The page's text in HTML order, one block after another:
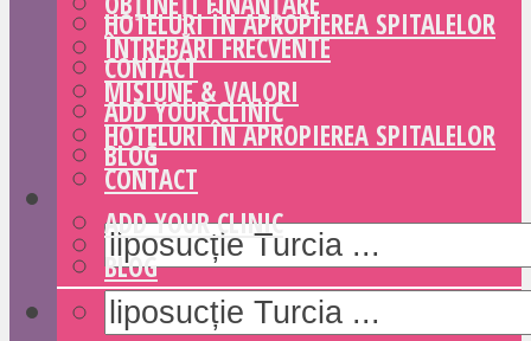
HOTELURI ÎN APROPIEREA SPITALELOR
CONTACT
ADD YOUR CLINIC
BLOG
ÎNTREBĂRI FRECVENTE
MISIUNE & VALORI
HOTELURI ÎN APROPIEREA SPITALELOR
CONTACT
ADD YOUR CLINIC
BLOG